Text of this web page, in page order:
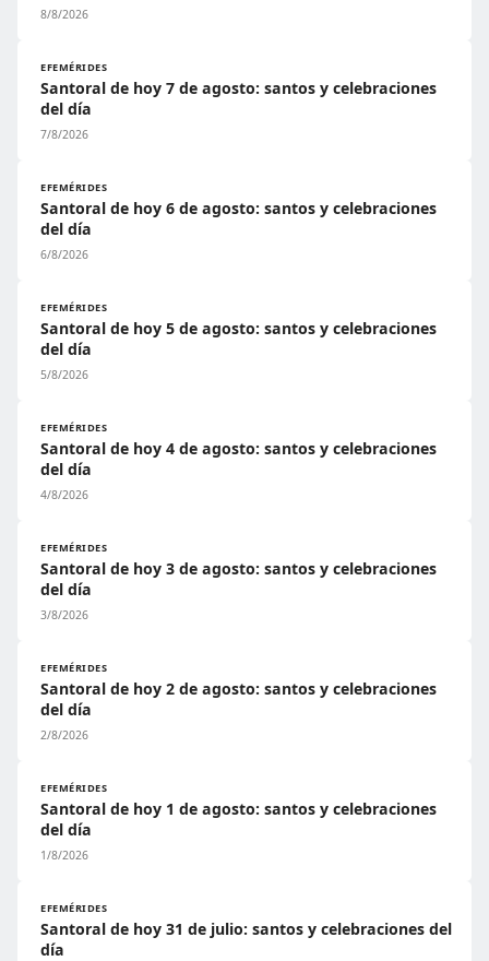
8/8/2026
EFEMÉRIDES
Santoral de hoy 7 de agosto: santos y celebraciones
del día
7/8/2026
EFEMÉRIDES
Santoral de hoy 6 de agosto: santos y celebraciones
del día
6/8/2026
EFEMÉRIDES
Santoral de hoy 5 de agosto: santos y celebraciones
del día
5/8/2026
EFEMÉRIDES
Santoral de hoy 4 de agosto: santos y celebraciones
del día
4/8/2026
EFEMÉRIDES
Santoral de hoy 3 de agosto: santos y celebraciones
del día
3/8/2026
EFEMÉRIDES
Santoral de hoy 2 de agosto: santos y celebraciones
del día
2/8/2026
EFEMÉRIDES
Santoral de hoy 1 de agosto: santos y celebraciones
del día
1/8/2026
EFEMÉRIDES
Santoral de hoy 31 de julio: santos y celebraciones del
día